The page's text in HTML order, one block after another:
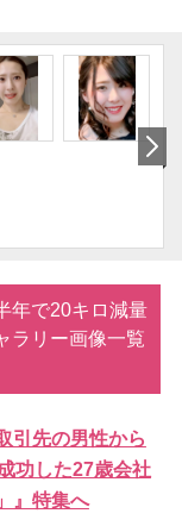
年で20キロ減量
ラリー画像一覧
引先の男性から
功した27歳会社
』特集へ